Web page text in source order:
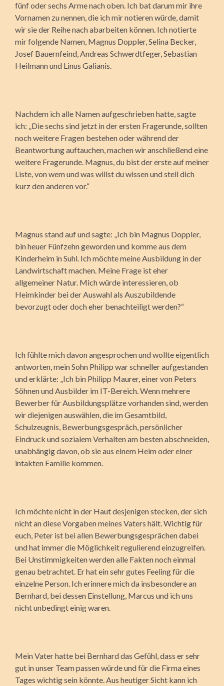
fünf oder sechs Arme nach oben. Ich bat darum mir ihre
Vornamen zu nennen, die ich mir notieren würde, damit
wir sie der Reihe nach abarbeiten können. Ich notierte
mir folgende Namen, Magnus Doppler, Selina Becker,
Josef Bauernfeind, Andreas Schwerdtfeger, Sebastian
Heilmann und Linus Galianis.
Nachdem ich alle Namen aufgeschrieben hatte, sagte
ich: „Die sechs sind jetzt in der ersten Fragerunde, sollten
noch weitere Fragen bestehen oder während der
Beantwortung auftauchen, machen wir anschließend eine
weitere Fragerunde. Magnus, du bist der erste auf meiner
Liste, von wem und was willst du wissen und stell dich
kurz den anderen vor.“
Magnus stand auf und sagte: „Ich bin Magnus Doppler,
bin heuer Fünfzehn geworden und komme aus dem
Kinderheim in Suhl. Ich möchte meine Ausbildung in der
Landwirtschaft machen. Meine Frage ist eher
allgemeiner Natur. Mich würde interessieren, ob
Heimkinder bei der Auswahl als Auszubildende
bevorzugt oder doch eher benachteiligt werden?“
Ich fühlte mich davon angesprochen und wollte eigentlich
antworten, mein Sohn Philipp war schneller aufgestanden
und erklärte: „Ich bin Philipp Maurer, einer von Peters
Söhnen und Ausbilder im IT-Bereich. Wenn mehrere
Bewerber für Ausbildungsplätze vorhanden sind, werden
wir diejenigen auswählen, die im Gesamtbild,
Schulzeugnis, Bewerbungsgespräch, persönlicher
Eindruck und sozialem Verhalten am besten abschneiden,
unabhängig davon, ob sie aus einem Heim oder einer
intakten Familie kommen.
Ich möchte nicht in der Haut desjenigen stecken, der sich
nicht an diese Vorgaben meines Vaters hält. Wichtig für
euch, Peter ist bei allen Bewerbungsgesprächen dabei
und hat immer die Möglichkeit regulierend einzugreifen.
Bei Unstimmigkeiten werden alle Fakten noch einmal
genau betrachtet. Er hat ein sehr gutes Feeling für die
einzelne Person. Ich erinnere mich da insbesondere an
Bernhard, bei dessen Einstellung, Marcus und ich uns
nicht unbedingt einig waren.
Mein Vater hatte bei Bernhard das Gefühl, dass er sehr
gut in unser Team passen würde und für die Firma eines
Tages wichtig sein könnte. Aus heutiger Sicht kann ich